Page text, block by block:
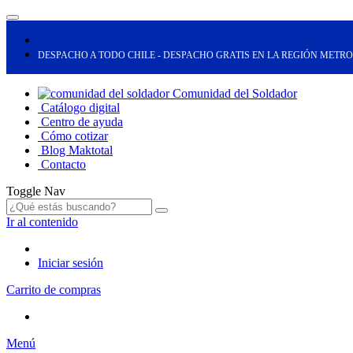
DESPACHO A TODO CHILE - DESPACHO GRATIS EN LA REGIÓN
Comunidad del Soldador
Catálogo digital
Centro de ayuda
Cómo cotizar
Blog Maktotal
Contacto
Toggle Nav
Ir al contenido
Iniciar sesión
Carrito de compras
Menú